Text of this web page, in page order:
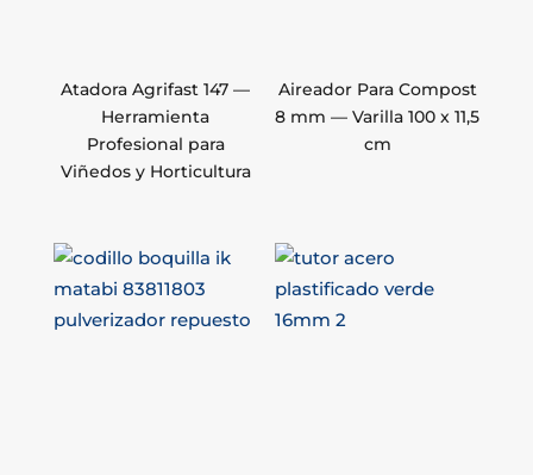
Atadora Agrifast 147 —
Herramienta
Profesional para
Viñedos y Horticultura
Aireador Para Compost
8 mm — Varilla 100 x 11,5
cm